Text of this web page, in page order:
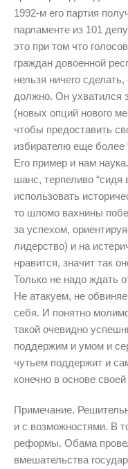
1992-м его партия
парламенте из 101
это при том что
граждан довоенной
нельзя ничего
должно. Он ухватился
(новых опций нового
чтобы предоставить
избирателю еще более
Его пример и нам
шанс, терпеливо
использовать
то шломо вахнины
за успехом,
лидерство) и на
нравится, значит так
Только не надо ждать
Не атакуем, не
себя. И понятно
такой очевидно
поддержим и умом и
чутьем поддержит и
конечно в основе
Примечание.
и с возможностями. В
реформы. Обама
вмешательства